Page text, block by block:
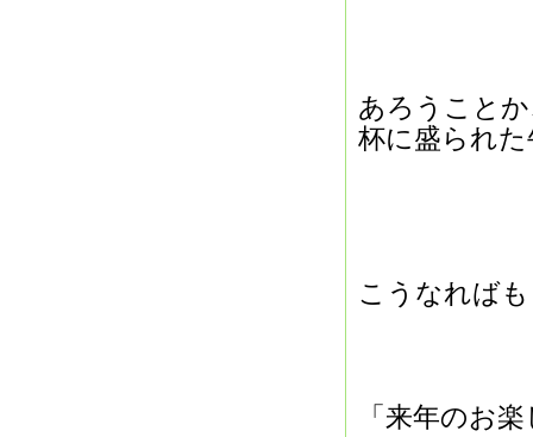
あろうこと
杯に盛られ
こうなれば
「来年のお